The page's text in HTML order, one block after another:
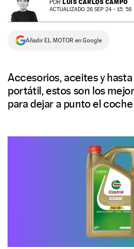
NEWSLETTER
SÍGUENOS
POR LUIS CARLOS CAMPO
ACTUALIZADO 26 SEP 24 - 15: 58
Añadir EL MOTOR en Google
Accesorios, aceites y
portátil, estos son los
para dejar a punto el